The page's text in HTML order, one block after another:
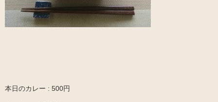
本日のカレー : 500円